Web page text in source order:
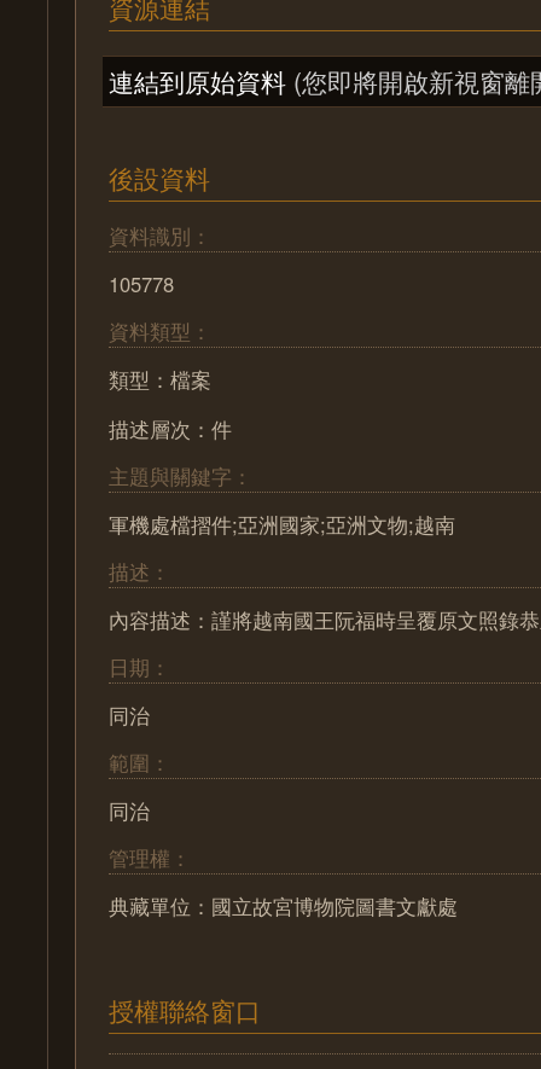
連結到原始資料 (您即將開啟新視窗離
後設資料
資料識別：
105778
資料類型：
類型：檔案
描述層次：件
主題與關鍵字：
軍機處檔摺件;亞洲國家;亞洲文物;越南
描述：
內容描述：謹將越南國王阮福時呈覆原文照錄
日期：
同治
範圍：
同治
管理權：
典藏單位：國立故宮博物院圖書文獻處
授權聯絡窗口